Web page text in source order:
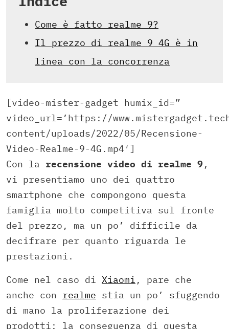
Come è fatto realme 9?
Il prezzo di realme 9 4G è in
linea con la concorrenza
[video-mister-gadget humix_id=”
video_url=’https://
content/uploads/2022/05/Recensione-
Video-Realme-9-4G.mp4′]
Con la recensione video di realme 9 ,
vi presentiamo uno dei quattro
smartphone che compongono questa
famiglia molto competitiva sul fronte
del prezzo, ma un po’ difficile da
decifrare per quanto riguarda le
prestazioni.
Come nel caso di Xiaomi , pare che
anche con realme stia un po’ sfuggendo
di mano la proliferazione dei
prodotti: la conseguenza di questa